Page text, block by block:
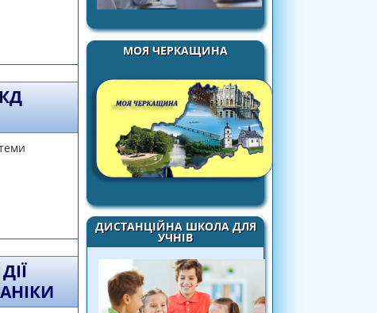
МОЯ ЧЕРКАЩИНА
ДИСТАНЦІЙНА ШКОЛА ДЛЯ
УЧНІВ
площини